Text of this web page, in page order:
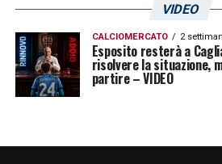
VIDEO
CALCIOMERCATO 2
Esposito resterà a
risolvere la situazione,
partire – VIDEO